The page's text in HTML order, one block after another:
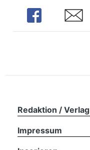
Share Share
Redaktion / Verlag
Impressum